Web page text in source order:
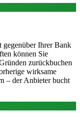
gegenüber Ihrer Bank
können Sie
zurückbuchen
wirksame
– der Anbieter bucht